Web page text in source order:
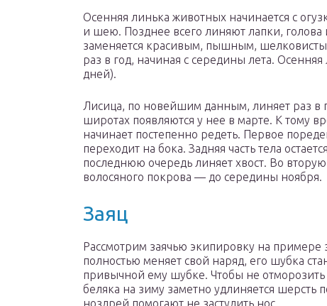
Осенняя линька животных начинается с
и шею. Позднее всего линяют лапки,
заменяется красивым, пышным,
раз в год, начиная с середины лета.
дней).
Лисица, по новейшим данным, линяет раз в
широтах появляются у нее в марте. К тому
начинает постепенно редеть. Первое
переходит на бока. Задняя часть тела
последнюю очередь линяет хвост. Во
волосяного покрова — до середины ноября.
Заяц
Рассмотрим заячью экипировку на примере
полностью меняет свой наряд, его шубка
привычной ему шубке. Чтобы не
беляка на зиму заметно удлиняется шерсть
ноздрей помогают не застудить нос.